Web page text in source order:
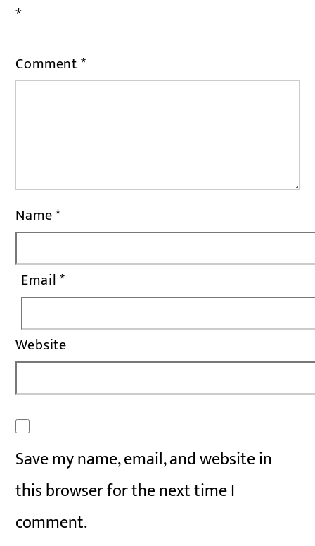
*
Comment*
Name*
Email*
Website
Save my name, email, and website in
this browser for the next time I
comment.